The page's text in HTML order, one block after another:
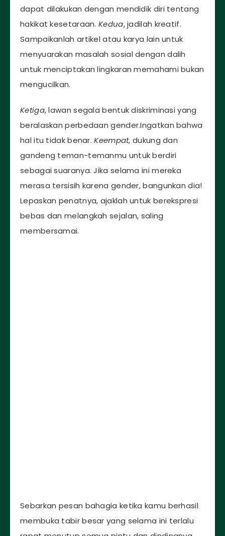
dapat dilakukan dengan mendidik diri tentang
hakikat kesetaraan.Kedua, jadilah kreatif.
Sampaikanlah artikel atau karya lain untuk
menyuarakan masalah sosial dengan dalih
untuk menciptakan lingkaran memahami bukan
mengucilkan.
Ketiga, lawan segala bentuk diskriminasi yang
beralaskan perbedaan gender.Ingatkan bahwa
hal itu tidak benar.Keempat, dukung dan
gandeng teman-temanmu untuk berdiri
sebagai suaranya. Jika selama ini mereka
merasa tersisih karena gender, bangunkan dia!
Lepaskan penatnya, ajaklah untuk berekspresi
bebas dan melangkah sejalan, saling
membersamai.
Sebarkan pesan bahagia ketika kamu berhasil
membuka tabir besar yang selama ini terlalu